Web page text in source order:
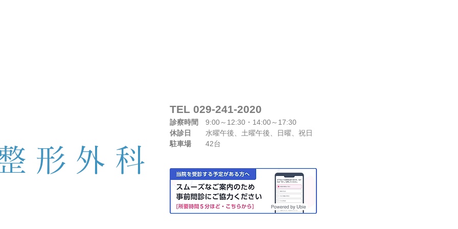
形外 科
TEL 029-241-2020
診察時間
9:00～12:30・14:00～17:30
休診日
水曜午後、土曜午後、日曜、祝日
駐車場 42台